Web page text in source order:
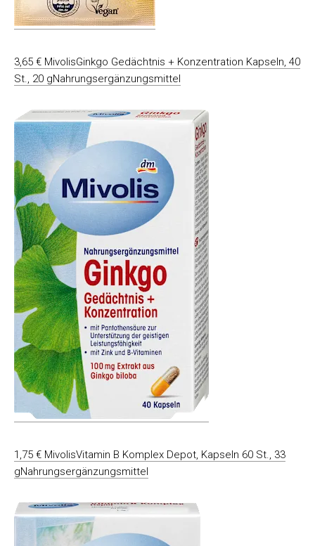
3,65 € MivolisGinkgo Gedächtnis + Konzentration Kapseln, 40
St., 20 gNahrungsergänzungsmittel
1,75 € MivolisVitamin B Komplex Depot, Kapseln 60 St., 33
gNahrungsergänzungsmittel